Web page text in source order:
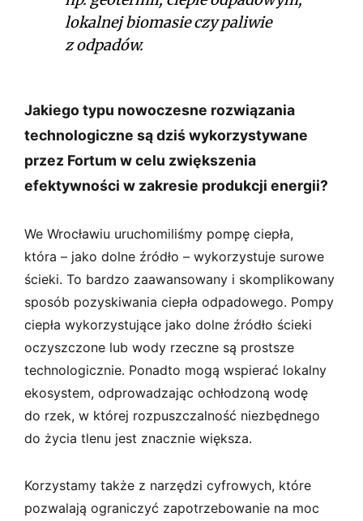
lokalnej biomasie czy paliwie
z odpadów.
Jakiego typu nowoczesne rozwiązania
technologiczne są dziś wykorzystywane
przez Fortum w celu zwiększenia
efektywności w zakresie produkcji energii?
We Wrocławiu uruchomiliśmy pompę ciepła,
która – jako dolne źródło – wykorzystuje surowe
ścieki. To bardzo zaawansowany i skomplikowany
sposób pozyskiwania ciepła odpadowego. Pompy
ciepła wykorzystujące jako dolne źródło ścieki
oczyszczone lub wody rzeczne są prostsze
technologicznie. Ponadto mogą wspierać lokalny
ekosystem, odprowadzając ochłodzoną wodę
do rzek, w której rozpuszczalność niezbędnego
do życia tlenu jest znacznie większa.
Korzystamy także z narzędzi cyfrowych, które
pozwalają ograniczyć zapotrzebowanie na moc